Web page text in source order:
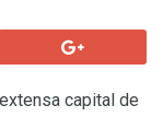
capital de